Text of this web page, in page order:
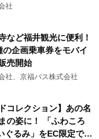
社
など福井観光に便利！
企画乗車券をモバイ
売開始
社、京福バス株式会社
コレクション】あの名
の姿に！ 「ふわころ
ぐるみ」をEC限定で受